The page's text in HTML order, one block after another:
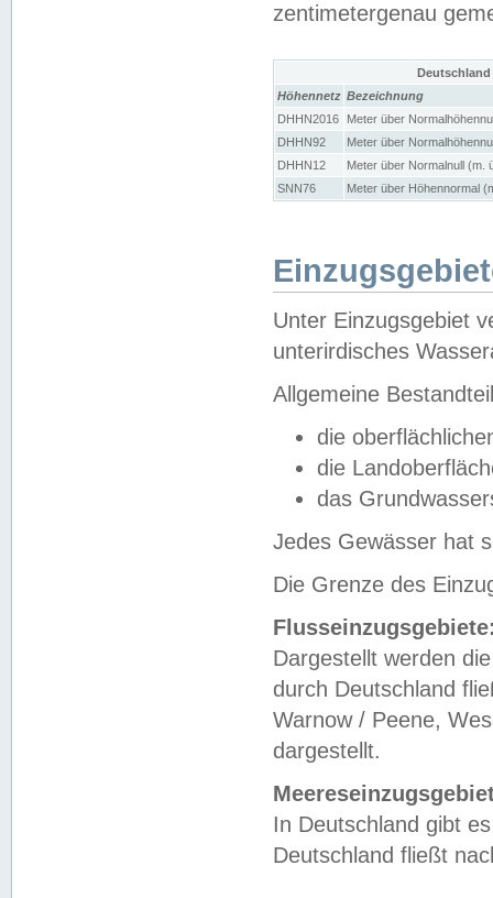
zentimetergenau
Höhennetz Bezeichnung
DHHN2016
Meter über
DHHN92
Meter über
DHHN12
Meter über Normalnull (m.
SNN76
Meter über Höhennormal
Unter Einzugsgebiet
unterirdisches
Allgemeine
die
die
das
Jedes Gewässer hat
Die Grenze des
Dargestellt werden
durch Deutschland
Warnow / Peene,
dargestellt.
In Deutschland gibt
Deutschland fließt